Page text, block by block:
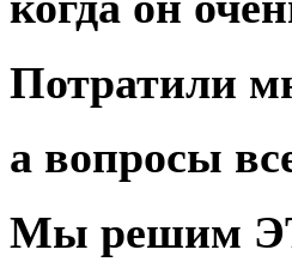
Потратили
а вопросы
Мы решим